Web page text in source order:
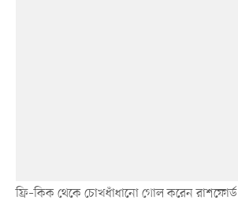
ফ্রি–কিক থেকে চোখধাঁধানো গোল করেন রাশফোর্ড